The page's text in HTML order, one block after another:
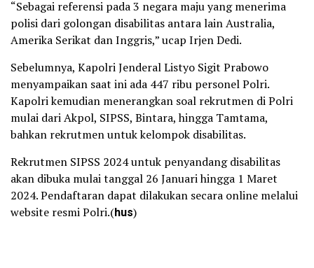
“Sebagai referensi pada 3 negara maju yang menerima
polisi dari golongan disabilitas antara lain Australia,
Amerika Serikat dan Inggris,” ucap Irjen Dedi.
Sebelumnya, Kapolri Jenderal Listyo Sigit Prabowo
menyampaikan saat ini ada 447 ribu personel Polri.
Kapolri kemudian menerangkan soal rekrutmen di Polri
mulai dari Akpol, SIPSS, Bintara, hingga Tamtama,
bahkan rekrutmen untuk kelompok disabilitas.
Rekrutmen SIPSS 2024 untuk penyandang disabilitas
akan dibuka mulai tanggal 26 Januari hingga 1 Maret
2024. Pendaftaran dapat dilakukan secara online melalui
website resmi Polri.(hus)